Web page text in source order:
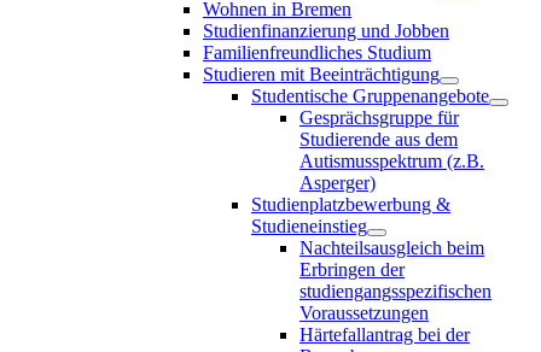
Wohnen in Bremen
Studienfinanzierung und Jobben
Familienfreundliches Studium
Studieren mit Beeinträchtigung
Studentische Gruppenangebote
Gesprächsgruppe für
Studierende aus dem
Autismusspektrum (z.B.
Asperger)
Studienplatzbewerbung &
Studieneinstieg
Nachteilsausgleich beim
Erbringen der
studiengangsspezifischen
Voraussetzungen
Härtefallantrag bei der